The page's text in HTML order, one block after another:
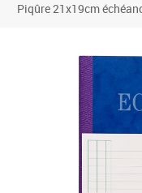
Piqûre 21x19cm